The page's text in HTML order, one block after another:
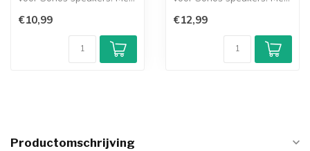
€10,99 €12,99
Productomschrijving